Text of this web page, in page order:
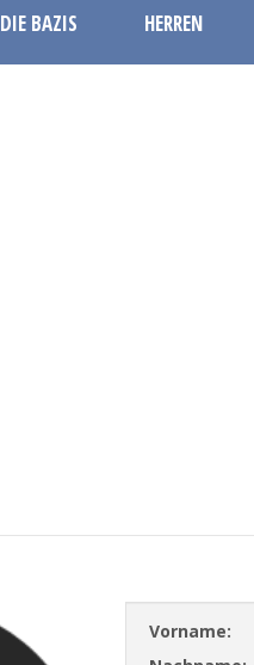
DIE BAZIS HERREN
Vorname: